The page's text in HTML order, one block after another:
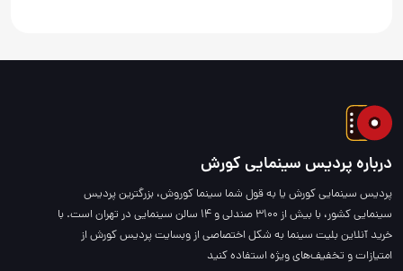
درباره پردیس سینمایی کورش
پردیس سینمایی کورش یا به قول شما سینما کوروش، بزرگترین پردیس
سینمایی کشور، با بیش از 3100 صندلی و 14 سالن سینمایی در تهران است. با
خرید آنلاین بلیت سینما به شکل اختصاصی از وبسایت پردیس کورش از
امتیازات و تخفیف‌های ویژه استفاده کنید